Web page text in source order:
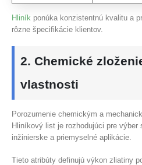
Hliník ponúka konzistentnú kvalitu a
rôzne špecifikácie klientov.
2. Chemické
vlastnosti
Porozumenie chemickým a
Hliníkový list je rozhodujúci pre výber
inžinierske a priemyselné aplikácie.
Tieto atribúty definujú výkon zliatiny